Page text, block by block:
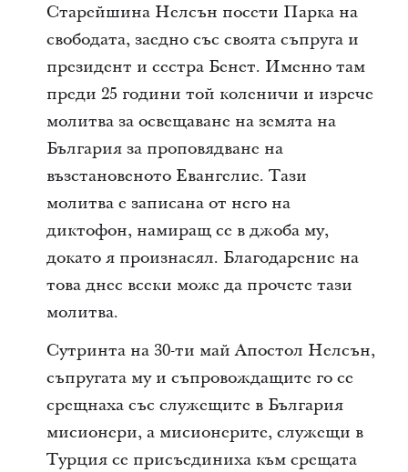
Старейшина Нелсън посети Парка на
свободата, заедно със своята съпруга и
президент и сестра Бенет. Именно там
преди 25 години той коленичи и изрече
молитва за освещаване на земята на
България за проповядване на
възстановеното Евангелие. Тази
молитва е записана от него на
диктофон, намиращ се в джоба му,
докато я произнасял. Благодарение на
това днес всеки може да прочете тази
молитва.
Сутринта на 30-ти май Апостол Нелсън,
съпругата му и съпровождащите го се
срещнаха със служещите в България
мисионери, а мисионерите, служещи в
Турция се присъединиха към срещата